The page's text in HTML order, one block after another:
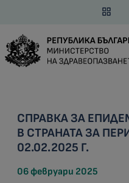
СПРАВКА ЗА
В СТРАНАТА ЗА
02.02.2025 Г.
06 февруари 2025